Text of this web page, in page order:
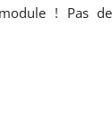
! Pas de